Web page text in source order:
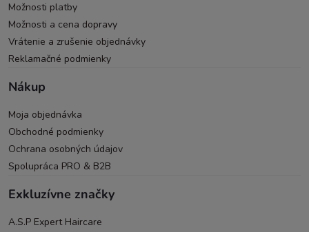
Možnosti platby
Možnosti a cena dopravy
Vrátenie a zrušenie objednávky
Reklamačné podmienky
Nákup
Moja objednávka
Obchodné podmienky
Ochrana osobných údajov
Spolupráca PRO & B2B
Exkluzívne značky
A.S.P Expert Haircare